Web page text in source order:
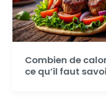
Combien de
ce qu’il faut